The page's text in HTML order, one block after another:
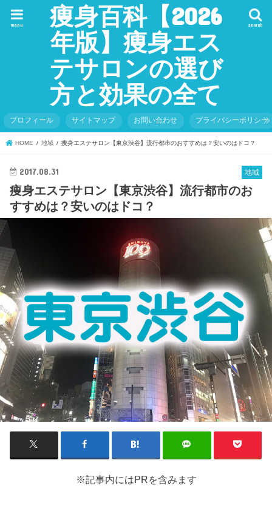
痩身百科【2026
年版】痩身エス
テサロンの選び
方と効果の全て
search
menu
プロフィール サイトマップ お問い合わせ プライバシーポリシー
HOME 地域 痩身エステサロン【東京渋谷】流行都市のおすすめは？安いのはドコ？
地域
2017.08.31
痩身エステサロン【東京渋谷】流行都市のお
すすめは？安いのはドコ？
※記事内にはPRを含みます